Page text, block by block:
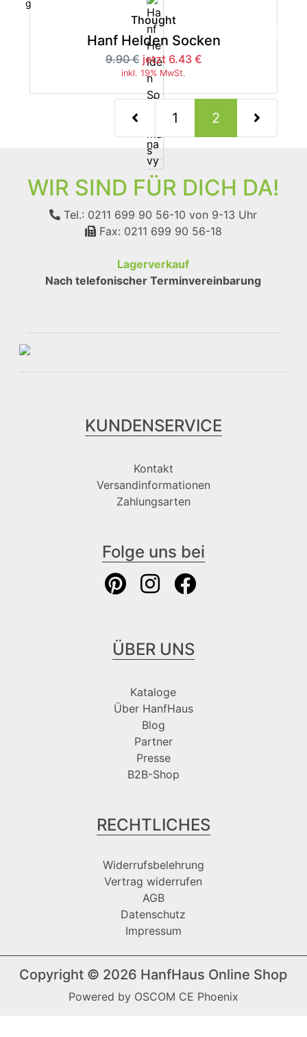
Thought
Hanf Helden Socken
9.90 € jetzt 6.43 €
inkl. 19% MwSt.
-35%
1 2 (current)
WIR SIND FÜR DICH DA!
Tel.: 0211 699 90 56-10 von 9-13 Uhr
Fax: 0211 699 90 56-18
Lagerverkauf
Nach telefonischer Terminvereinbarung
KUNDENSERVICE
Kontakt
Versandinformationen
Zahlungsarten
Folge uns bei
ÜBER UNS
Kataloge
Über HanfHaus
Blog
Partner
Presse
B2B-Shop
RECHTLICHES
Widerrufsbelehrung
Vertrag widerrufen
AGB
Datenschutz
Impressum
Copyright © 2026 HanfHaus Online Shop
Powered by OSCOM CE Phoenix